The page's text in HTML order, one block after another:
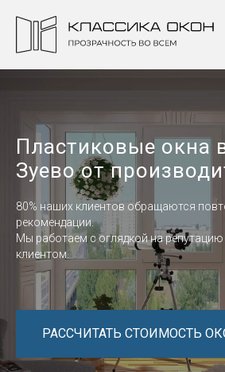
Пластиковые окна
Зуево от
80% наших клиентов обращаются
рекомендации.
Мы работаем с оглядкой на
клиентом.
РАССЧИТАТЬ СТОИМОСТЬ